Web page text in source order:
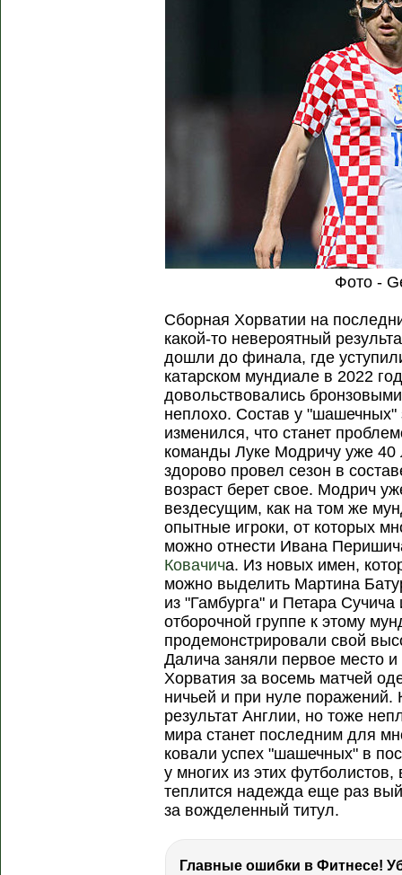
Фото -
Сборная Хорватии на
какой-то невероятный
дошли до финала, где
катарском мундиале в 2022
довольствовались
неплохо. Состав у "шашечных"
изменился, что станет
команды Луке Модричу уже
здорово провел сезон в
возраст берет свое. Модрич
вездесущим, как на том же
опытные игроки, от которых
можно отнести Ивана
Ковачича. Из новых имен,
можно выделить Мартина
из "Гамбурга" и Петара
отборочной группе к этому
продемонстрировали свой
Далича заняли первое место
Хорватия за восемь матчей
ничьей и при нуле поражений.
результат Англии, но тоже
мира станет последним для
ковали успех "шашечных" в
у многих из этих
теплится надежда еще раз
за вожделенный титул.